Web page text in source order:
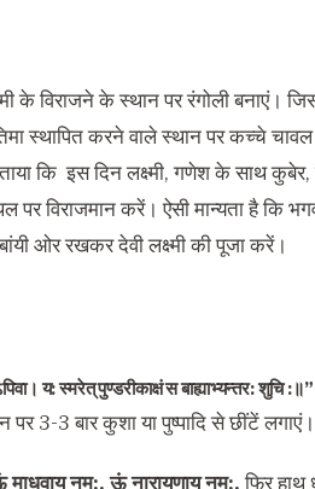
विराजने के स्थान पर रंगोली बनाएं।
स्थापित करने वाले स्थान पर कच्चे चावल
कि इस दिन लक्ष्मी,गणेश के साथ कुबेर,
पर विराजमान करें। ऐसी मान्यता है कि
ओर रखकर देवी लक्ष्मी की पूजा करें।
य:स्मरेत् पुण्डरीकाक्षं स बाह्याभ्यन्तर:शुचि:॥”
पर3-3बार कुशा या पुष्पादि से छींटें लगाएं।
माधवाय नम:,ऊं नारायणाय नम:, फिर